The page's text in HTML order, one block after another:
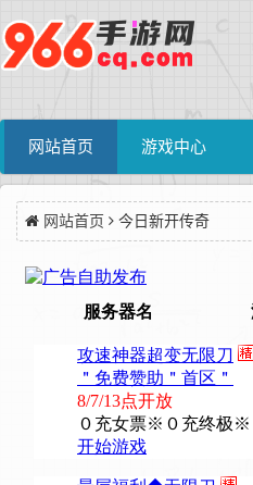
网站首页 游戏中心
网站首页 今日新开传奇